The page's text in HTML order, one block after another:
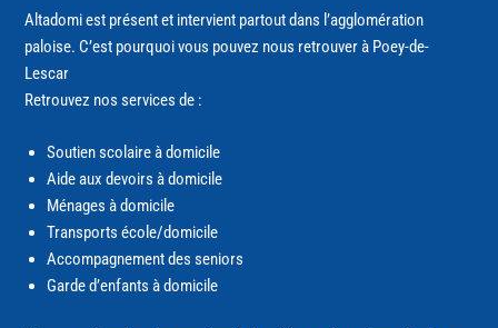
Altadomi est présent et intervient partout dans l’agglomération
paloise. C’est pourquoi vous pouvez nous retrouver à Poey-de-
Lescar
Retrouvez nos services de :
Soutien scolaire à domicile
Aide aux devoirs à domicile
Ménages à domicile
Transports école/domicile
Accompagnement des seniors
Garde d’enfants à domicile